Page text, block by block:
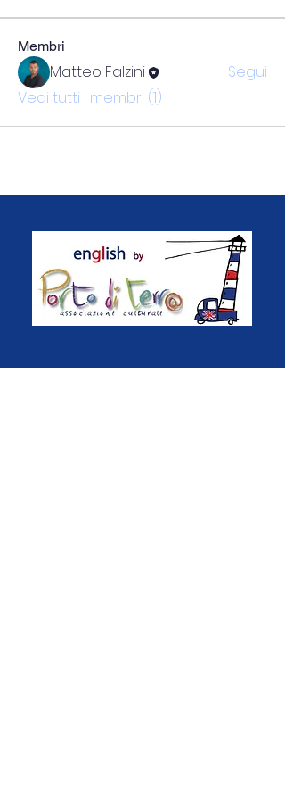
Membri
Matteo Falzini
Segui
Vedi tutti i membri (1)